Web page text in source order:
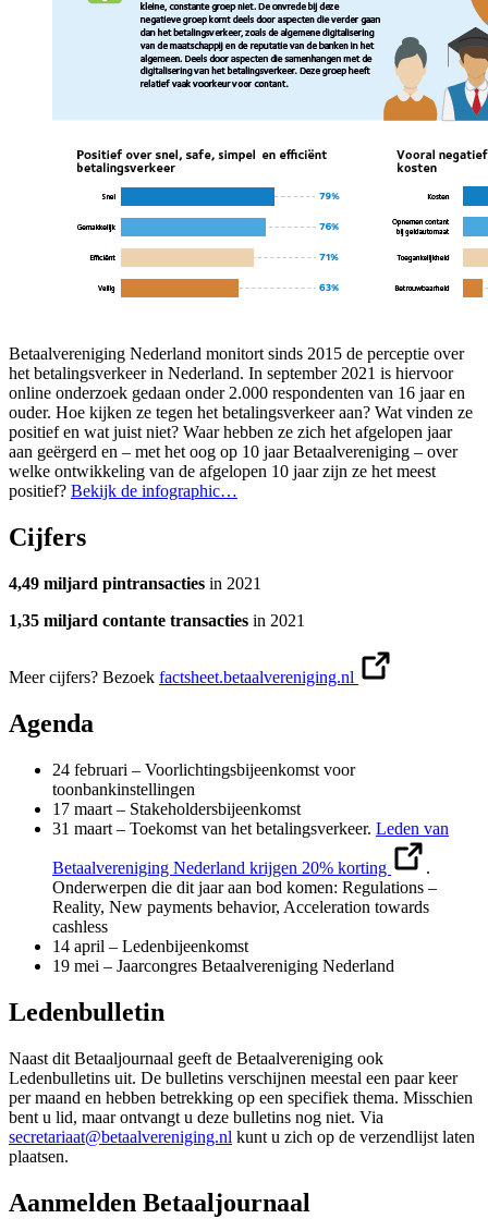
Betaalvereniging Nederland monitort sinds 2015 de perceptie over
het betalingsverkeer in Nederland. In september 2021 is hiervoor
online onderzoek gedaan onder 2.000 respondenten van 16 jaar en
ouder. Hoe kijken ze tegen het betalingsverkeer aan? Wat vinden ze
positief en wat juist niet? Waar hebben ze zich het afgelopen jaar
aan geërgerd en – met het oog op 10 jaar Betaalvereniging – over
welke ontwikkeling van de afgelopen 10 jaar zijn ze het meest
positief? Bekijk de infographic…
Cijfers
4,49 miljard pintransacties in 2021
1,35 miljard contante transacties in 2021
Meer cijfers? Bezoek factsheet.betaalvereniging.nl
Agenda
24 februari – Voorlichtingsbijeenkomst voor
toonbankinstellingen
17 maart – Stakeholdersbijeenkomst
31 maart – Toekomst van het betalingsverkeer. Leden van
Betaalvereniging Nederland krijgen 20% korting
.
Onderwerpen die dit jaar aan bod komen: Regulations –
Reality, New payments behavior, Acceleration towards
cashless
14 april – Ledenbijeenkomst
19 mei – Jaarcongres Betaalvereniging Nederland
Ledenbulletin
Naast dit Betaaljournaal geeft de Betaalvereniging ook
Ledenbulletins uit. De bulletins verschijnen meestal een paar keer
per maand en hebben betrekking op een specifiek thema. Misschien
bent u lid, maar ontvangt u deze bulletins nog niet. Via
secretariaat@betaalvereniging.nl kunt u zich op de verzendlijst laten
plaatsen.
Aanmelden Betaaljournaal